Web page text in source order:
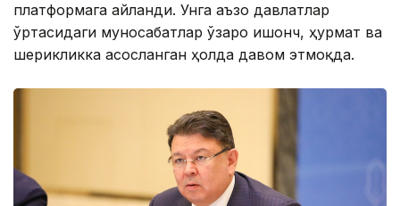
платформага айланди. Унга аъзо давлатлар
ўртасидаги муносабатлар ўзаро ишонч, ҳурмат ва
шерикликка асосланган ҳолда давом этмоқда.